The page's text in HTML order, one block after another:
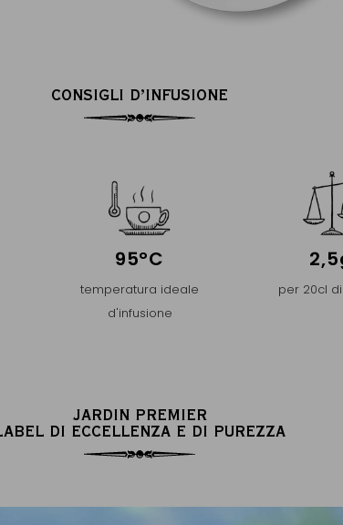
CONSIGLI D’INFUSIONE
95°C
temperatura ideale
d'infusione
per 20cl
JARDIN PREMIER
DI ECCELLENZA E DI PUREZZA